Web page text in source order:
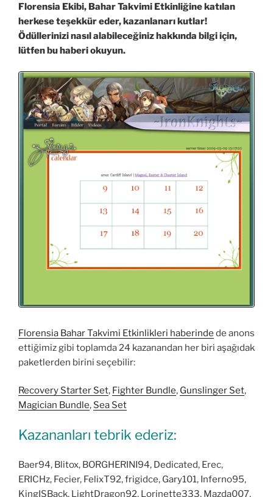
Florensia Ekibi, Bahar Takvimi Etkinliğine katılan
herkese teşekkür eder, kazanlanarı kutlar!
Ödüllerinizi nasıl alabileceğiniz hakkında bilgi için,
lütfen bu haberi okuyun.
Florensia Bahar Takvimi Etkinlikleri haberinde de anons
ettiğimiz gibi toplamda 24 kazanandan her biri aşağıdak
paketlerden birini seçebilir:
Recovery Starter Set, Fighter Bundle, Gunslinger Set,
Magician Bundle, Sea Set
Kazananları tebrik ederiz:
Baer94, Blitox, BORGHERINI94, Dedicated, Erec,
ERICHz, Fecier, FelixT92, frigidce, Gary101, Inferno95,
KingISBack, LightDragon92, Lorinette333, Mazda007,